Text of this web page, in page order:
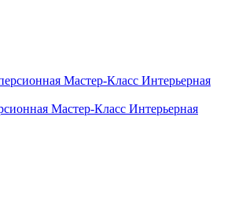
Мастер-Класс Интерьерная